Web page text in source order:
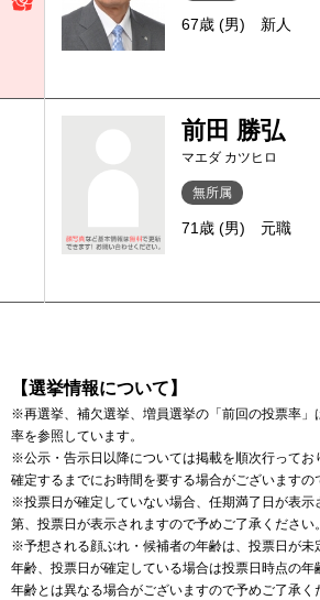
67歳 (男) 新人
前田 勝弘
マエダ カツヒロ
無所属
71歳 (男) 元職
【選挙情報について】
※再選挙、補欠選挙、増員選挙の「前回の投票率」
率を参照しています。
※公示・告示日以降については掲載を順次行ってお
確定するまでにお時間を要する場合がございますの
※投票日が確定していない場合、任期満了日が表示
第、投票日が表示されますので予めご了承ください。
※予想される顔ぶれ・候補者の年齢は、投票日が未
年齢、投票日が確定している場合は投票日時点の
年齢とは異なる場合がございますので予めご了承く